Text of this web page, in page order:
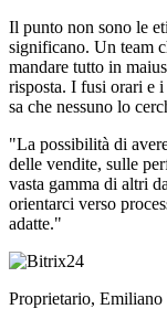
Il punto non sono le
significano. Un team
mandare tutto in
risposta. I fusi orari e
sa che nessuno lo
"La possibilità di
delle vendite, sulle
vasta gamma di altri
orientarci verso
adatte."
Proprietario, Emiliano